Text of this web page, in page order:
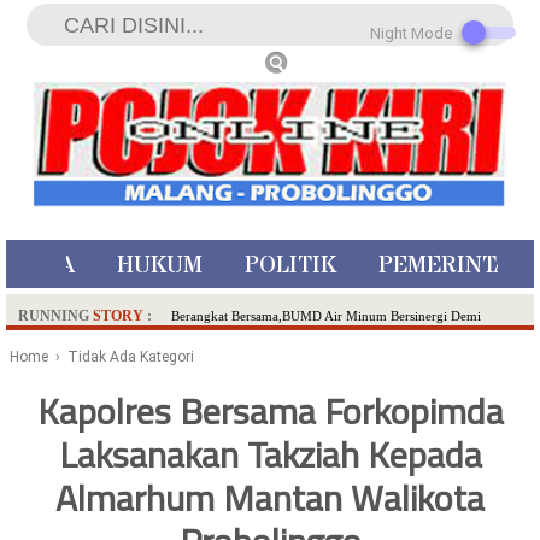
HUKUM POLITIK
RUNNING STORY : Berangkat Bersama,BUMD Air Minum Bersinergi Demi
Ditangkap di Kediri,Satu Buron
SDN Sumberejo 02 Kota Batu Kembangkan Program Inovasi
Literasi Melalui LASKAR JODA, Usung Filosofi Gelar Sehelai
Tikar
Ambulance Dari Berbagai Daerah Padati Kota Wisata Batu
Home › Tidak Ada Kategori
Kapolres Bersama Forkopimda
Laksanakan Takziah Kepada
Almarhum Mantan Walikota
Night Mode